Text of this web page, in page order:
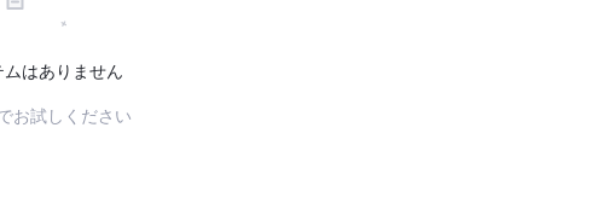
はありません
お試しください